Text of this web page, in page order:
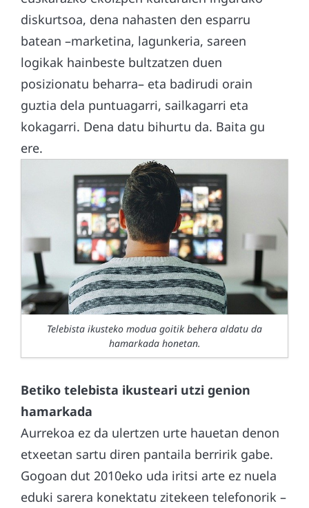
diskurtsoa, dena nahasten den esparru
batean –marketina, lagunkeria, sareen
logikak hainbeste bultzatzen duen
posizionatu beharra– eta badirudi orain
guztia dela puntuagarri, sailkagarri eta
kokagarri. Dena datu bihurtu da. Baita gu
ere.
Telebista ikusteko modua goitik behera aldatu da
hamarkada honetan.
Betiko telebista ikusteari utzi genion
hamarkada
Aurrekoa ez da ulertzen urte hauetan denon
etxeetan sartu diren pantaila berririk gabe.
Gogoan dut 2010eko uda iritsi arte ez nuela
eduki sarera konektatu zitekeen telefonorik –